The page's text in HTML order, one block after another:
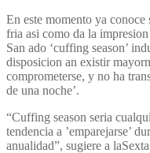
En este momento ya conoce
fria asi­ como da la
San ado ‘cuffing season’
disposicion an existir
comprometerse, y no ha
de una noche’.
“Cuffing season seri­a
tendencia a ’emparejarse’
anualidad”, sugiere a